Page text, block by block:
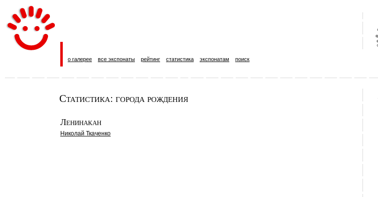
о галерее все экспонаты рейтинг статистика экспонатам поиск
Статистика: города рождения
Ленинакан
Николай Ткаченко